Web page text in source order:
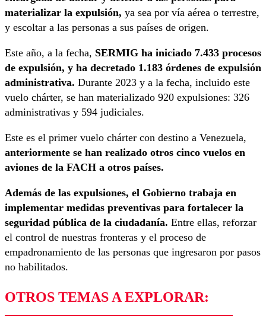
materializar la expulsión, ya sea por vía aérea o terrestre,
y escoltar a las personas a sus países de origen.
Este año, a la fecha, SERMIG ha iniciado 7.433 procesos
de expulsión, y ha decretado 1.183 órdenes de expulsión
administrativa. Durante 2023 y a la fecha, incluido este
vuelo chárter, se han materializado 920 expulsiones: 326
administrativas y 594 judiciales.
Este es el primer vuelo chárter con destino a Venezuela,
anteriormente se han realizado otros cinco vuelos en
aviones de la FACH a otros países.
Además de las expulsiones, el Gobierno trabaja en
implementar medidas preventivas para fortalecer la
seguridad pública de la ciudadanía. Entre ellas, reforzar
el control de nuestras fronteras y el proceso de
empadronamiento de las personas que ingresaron por pasos
no habilitados.
OTROS TEMAS A EXPLORAR: